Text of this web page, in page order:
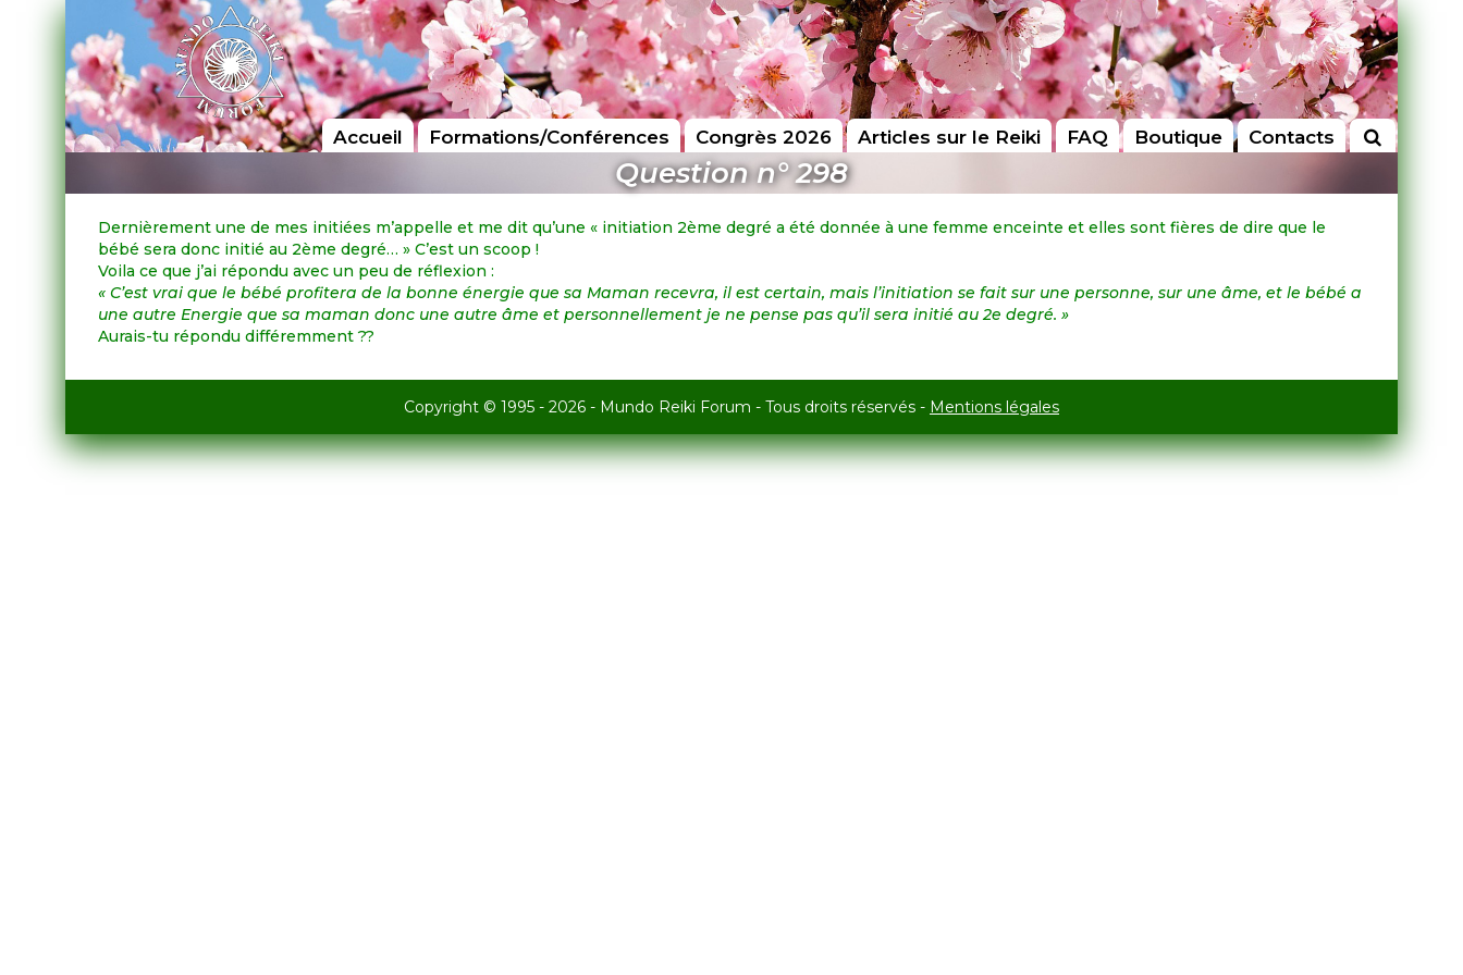
Accueil Formations/Conférences Congrès 2026 Articles sur le Reiki FAQ Boutique Contacts
Question n° 298
Dernièrement une de mes initiées m’appelle et me dit qu’une « initiation 2ème degré a été donnée à une femme enceinte et elles sont fières de dire que le
bébé sera donc initié au 2ème degré… » C’est un scoop !
Voila ce que j’ai répondu avec un peu de réflexion :
« C’est vrai que le bébé profitera de la bonne énergie que sa Maman recevra, il est certain, mais l’initiation se fait sur une personne, sur une âme, et le bébé a
une autre Energie que sa maman donc une autre âme et personnellement je ne pense pas qu’il sera initié au 2e degré. »
Aurais-tu répondu différemment ??
Copyright © 1995 - 2026 - Mundo Reiki Forum - Tous droits réservés - Mentions légales